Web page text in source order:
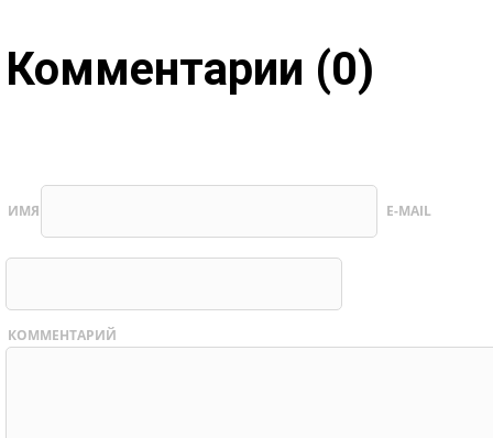
Комментарии (0)
ИМЯ E-MAIL
КОММЕНТАРИЙ